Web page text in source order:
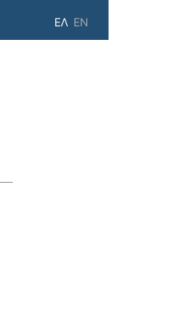
EN
ΕΛ